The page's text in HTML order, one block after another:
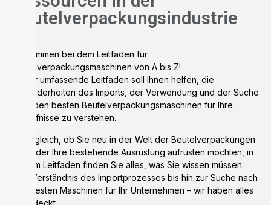
Beutelverpackungsindustrie
Willkommen bei dem Leitfaden für
Beutelverpackungsmaschinen von A bis Z!
Dieser umfassende Leitfaden soll Ihnen helfen, die
Besonderheiten des Imports, der Verwendung und der Suche
nach den besten Beutelverpackungsmaschinen für Ihre
Bedürfnisse zu verstehen.
Ganz gleich, ob Sie neu in der Welt der Beutelverpackungen
sind oder Ihre bestehende Ausrüstung aufrüsten möchten, in
diesem Leitfaden finden Sie alles, was Sie wissen müssen.
Vom Verständnis des Importprozesses bis hin zur Suche nach
den besten Maschinen für Ihr Unternehmen – wir haben alles
abgedeckt.